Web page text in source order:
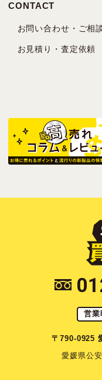
CONTACT
お問い合わせ・ご相
お見積り・査定依頼
営業
〒790-0925
愛媛県公